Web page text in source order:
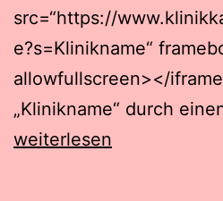
src=“https://
e?s=Klinikname“
allowfullscreen></
„Klinikname“ durch
weiterlesen